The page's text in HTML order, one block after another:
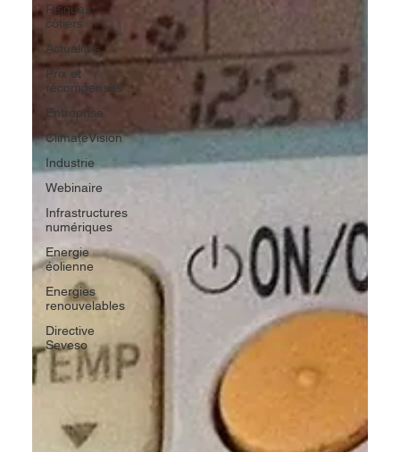
Risques
côtiers
Actualités
Prix et
récompenses
Entreprise
ClimateVision
Industrie
Webinaire
Infrastructures
numériques
Energie
éolienne
Energies
renouvelables
Directive
Seveso